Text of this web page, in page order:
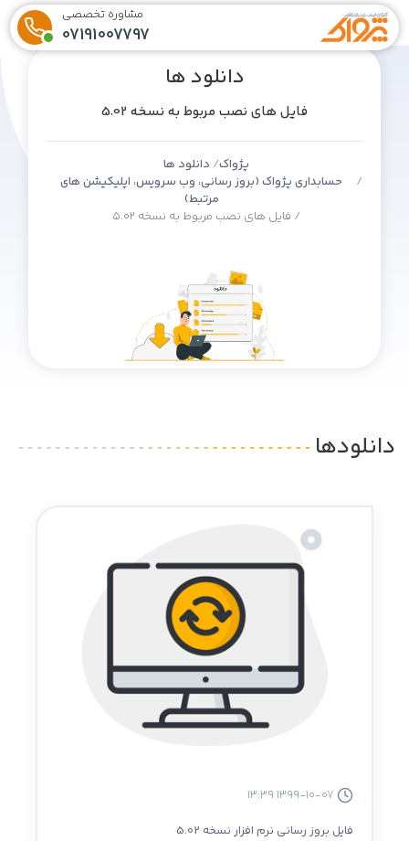
مشاوره تخصصی
07191007797
دانلود ها
فایل های نصب مربوط به نسخه 5.02
پژواک دانلود ها
حسابداری پژواک (بروز رسانی، وب سرویس، اپلیکیشن های
مرتبط)
فایل های نصب مربوط به نسخه 5.02
دانلودها
فایل بروز رسانی نرم افزار نسخه 5.02